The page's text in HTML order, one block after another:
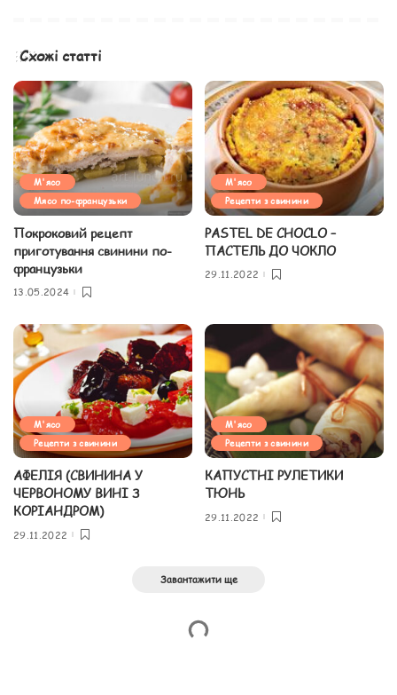
Схожі статті
М'ясо
Мясо по-французьки
Покроковий рецепт
приготування свинини по-
французьки
13.05.2024
М'ясо
Рецепти з свинини
PASTEL DE CHOCLO –
ПАСТЕЛЬ ДО ЧОКЛО
29.11.2022
М'ясо
Рецепти з свинини
АФЕЛІЯ (СВИНИНА У
ЧЕРВОНОМУ ВИНІ З
КОРІАНДРОМ)
29.11.2022
М'ясо
Рецепти з свинини
КАПУСТНІ РУЛЕТИКИ
ТЮНЬ
29.11.2022
Завантажити ще